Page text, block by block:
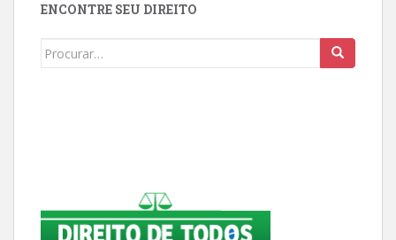
ENCONTRE SEU DIREITO
Buscar: